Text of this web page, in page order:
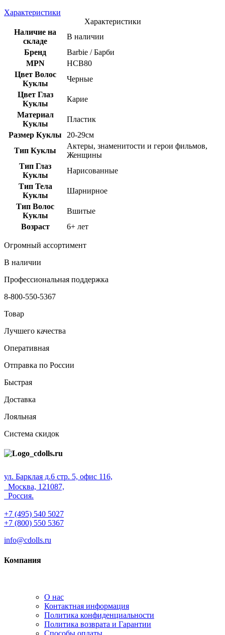
Характеристики
Характеристики
Наличие на
складе
В наличии
Бренд
Barbie / Барби
MPN
HCB80
Цвет Волос
Куклы
Черные
Цвет Глаз
Куклы
Карие
Материал
Куклы
Пластик
Размер Куклы
20-29см
Тип Куклы
Актеры, знаменитости и герои фильмов,
Женщины
Тип Глаз
Куклы
Нарисованные
Тип Тела
Куклы
Шарнирное
Тип Волос
Куклы
Вшитые
Возраст
6+ лет
Огромный ассортимент
В наличии
Профессиональная поддержка
8-800-550-5367
Товар
Лучшего качества
Оперативная
Отправка по России
Быстрая
Доставка
Лояльная
Система скидок
ул. Барклая д.6 стр. 5, офис 116,
Москва, 121087,
Россия.
+7 (495) 540 5027
+7 (800) 550 5367
info@cdolls.ru
Компания
О нас
Контактная информация
Политика конфиденциальности
Политика возврата и Гарантии
Способы оплаты